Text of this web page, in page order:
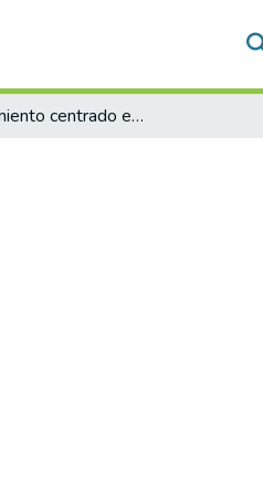
Mantenimiento centrado en la confiabilidad